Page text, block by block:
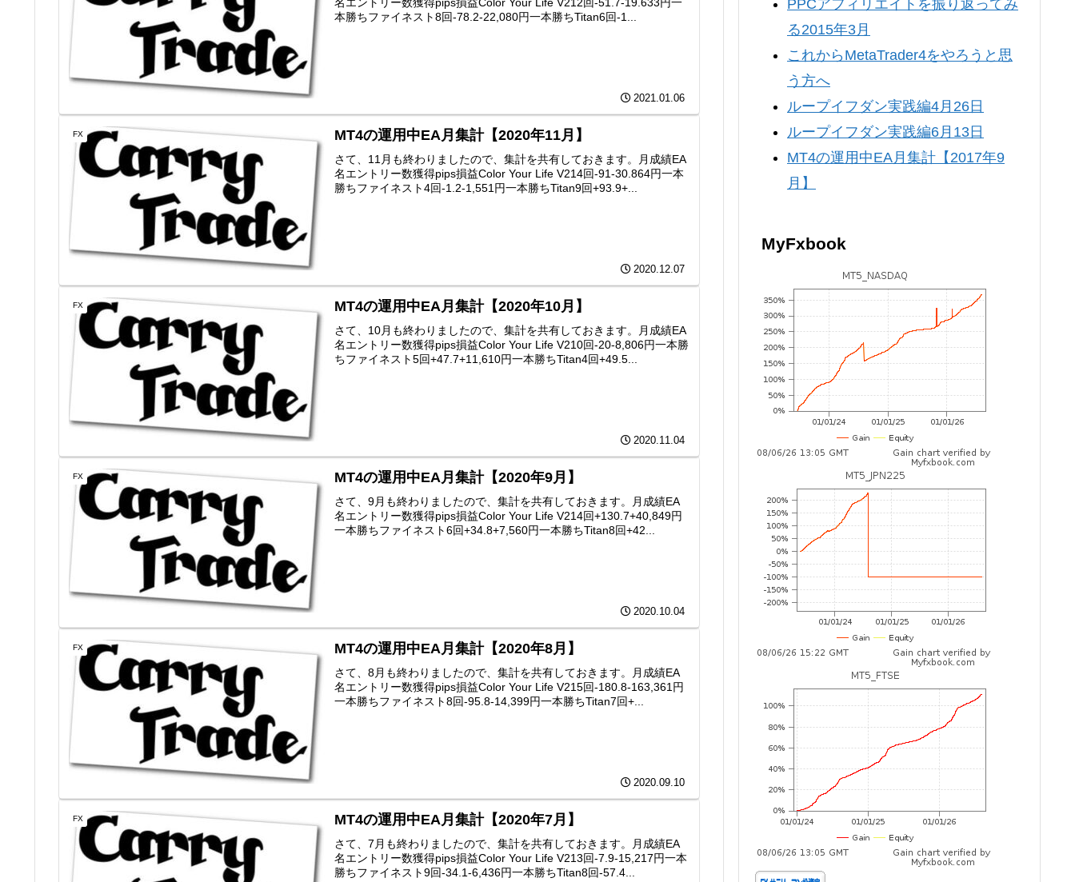
本勝ちファイネスト8回-78.2-22,080円一本勝ちTitan6回-1...
2021.01.06
FX MT4の運用中EA月集計【2020年11月】
さて、11月も終わりましたので、集計を共有しておきます。月成績EA
名エントリー数獲得pips損益Color Your Life V214回-91-30.864円一本
勝ちファイネスト4回-1.2-1,551円一本勝ちTitan9回+93.9+...
2020.12.07
FX MT4の運用中EA月集計【2020年10月】
さて、10月も終わりましたので、集計を共有しておきます。月成績EA
名エントリー数獲得pips損益Color Your Life V210回-20-8,806円一本勝
ちファイネスト5回+47.7+11,610円一本勝ちTitan4回+49.5...
2020.11.04
FX MT4の運用中EA月集計【2020年9月】
さて、9月も終わりましたので、集計を共有しておきます。月成績EA
名エントリー数獲得pips損益Color Your Life V214回+130.7+40,849円
一本勝ちファイネスト6回+34.8+7,560円一本勝ちTitan8回+42...
2020.10.04
FX MT4の運用中EA月集計【2020年8月】
さて、8月も終わりましたので、集計を共有しておきます。月成績EA
名エントリー数獲得pips損益Color Your Life V215回-180.8-163,361円
一本勝ちファイネスト8回-95.8-14,399円一本勝ちTitan7回+...
2020.09.10
FX MT4の運用中EA月集計【2020年7月】
さて、7月も終わりましたので、集計を共有しておきます。月成績EA
名エントリー数獲得pips損益Color Your Life V213回-7.9-15,217円一本
勝ちファイネスト9回-34.1-6,436円一本勝ちTitan8回-57.4...
PPCアフィリエイトを振り返ってみ
る2015年3月
これからMetaTrader4をやろうと思
う方へ
ループイフダン実践編4月26日
ループイフダン実践編6月13日
MT4の運用中EA月集計【2017年9
月】
MyFxbook